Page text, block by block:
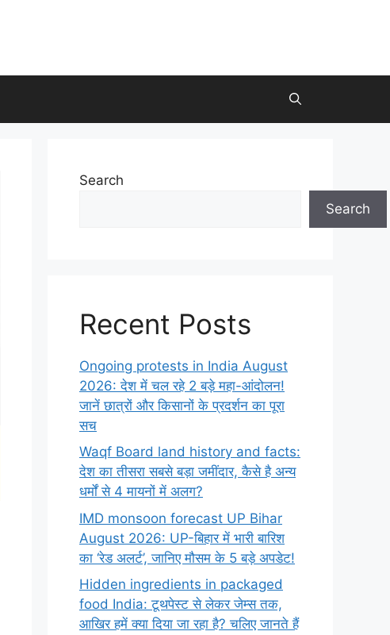
Search
Search
Recent Posts
Ongoing protests in India August
2026: देश में चल रहे 2 बड़े महा-आंदोलन!
जानें छात्रों और किसानों के प्रदर्शन का पूरा
सच
Waqf Board land history and facts:
देश का तीसरा सबसे बड़ा जमींदार, कैसे है अन्य
धर्मों से 4 मायनों में अलग?
IMD monsoon forecast UP Bihar
August 2026: UP-बिहार में भारी बारिश
का ‘रेड अलर्ट’, जानिए मौसम के 5 बड़े अपडेट!
Hidden ingredients in packaged
food India: टूथपेस्ट से लेकर जेम्स तक,
आखिर हमें क्या दिया जा रहा है? चलिए जानते हैं